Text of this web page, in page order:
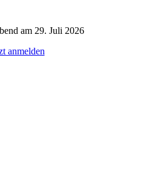
am 29. Juli 2026
anmelden